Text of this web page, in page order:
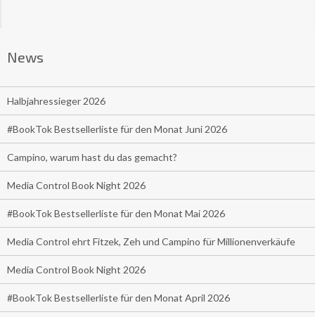
News
Halbjahressieger 2026
#BookTok Bestsellerliste für den Monat Juni 2026
Campino, warum hast du das gemacht?
Media Control Book Night 2026
#BookTok Bestsellerliste für den Monat Mai 2026
Media Control ehrt Fitzek, Zeh und Campino für Millionenverkäufe
Media Control Book Night 2026
#BookTok Bestsellerliste für den Monat April 2026